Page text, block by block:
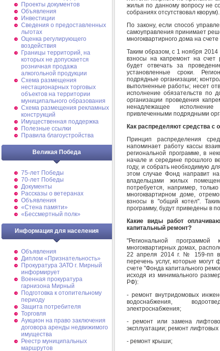
Проекты документов
Объявления
Инвестиции
Сведения о предоставленных
льготах
Оценка регулирующего
воздействия
Границы территорий, на
которых не допускается
розничная продажа
алкогольной продукции
Схема размещения
нестационарных торговых
объектов на территории
муниципального образования
Схема размещения рекламных
конструкций
Имущественная поддержка
Полезные ссылки
Правила благоустройства
Великая Победа
75-лет Победы
70-лет Победы
Документы
Рассказы о ветеранах
Объявления
«Стена памяти»
«Бессмертный полк»
Информация для населения
Объявления
Диплом «Признательность»
Прокуратура ЗАТО г. Мирный
информирует
Военная прокуратура
гарнизона Мирный
Подготовка к отопительному
периоду
Защита потребителя
Торговля
Аукцион на право заключения
договора аренды недвижимого
имущества
Реестр муниципальных
маршрутов
жилья по данному вопросу не
собраниях отсутствовал кворум).
По закону, если способ
самоуправления принимает
многоквартирного дома на
Таким образом, с 1 ноября 2014
взносы на капремонт на счет
будет отвечать за
установленные сроки.
подрядные организации;
выполненные работы; несет
исполнение обязательств по
организации проведения
ненадлежащее
привлеченными подрядными
Как распределяют средства с
Принцип распределения
напоминает работу кассы
региональной программе, в
начале и середине прошлого
году, и собрать необходимую
этом случае Фонд направит
владельцами жилых
потребуется, например,
многоквартирном доме,
взносы в "общий котел".
программу, будут приведены в
Какие виды работ
капитальный ремонт?
"Региональной
многоквартирных домах,
22 апреля 2014 г. № 159-пп в
перечень услуг, которые
счете "Фонда капитального
исходя из минимального
РФ):
- ремонт внутридомовых
водоснабжения,
электроснабжения;
- ремонт или замена
эксплуатации; ремонт
- ремонт крыши;